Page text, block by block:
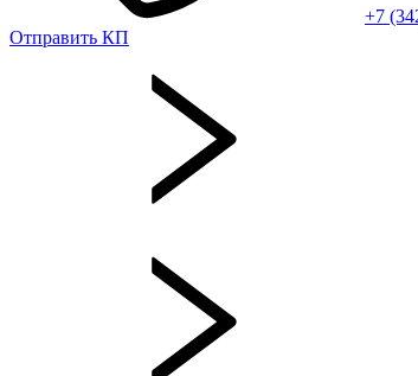
+7
Отправить КП